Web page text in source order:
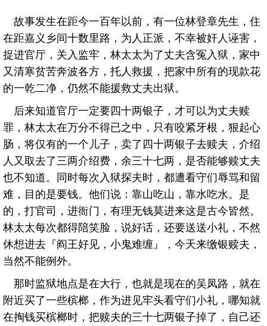
易德轩首席风水大师铁笔居士简介！！
2021-9-2
故事发生在距今一百年以前，有一位林登章先生，住
在距嘉义乡间十数里路，为人正派，不幸被奸人诬害，
捉进官厅，关入监牢，林太太为了丈夫含冤入狱，家中
又清寒贫苦奔波各方，托人救援，把家中所有的现款花
的一乾二净，仍然不能援救丈夫出狱。
后来知道官厅一定要四十两银子，才可以为丈夫赎
罪，林太太在万分不得已之中，只有咬紧牙根，狠起心
肠，将仅有的一个儿子，卖了四十两银子去赎夫，介绍
人又取去了三两介绍费，余三十七两，是否能够赎丈夫
也不知道。同时每次入狱探夫时，都遭看守们辱骂和留
难，目的是要钱。他们说：靠山吃山，靠水吃水。是
的，打官司，进衙门，有理无钱莫进来这是古今皆然。
林太太每次都得陪笑脸，说好话，还要送送小礼，不然
休想进去『阎王好见，小鬼难缠』，今天来缴银赎夫，
当然不能例外。
那时监狱地点是在大行，也就是现在的吴凤路，就在
附近买了一些槟榔，作为进见牢头看守们小礼，哪知就
在掏钱买槟榔时，把赎夫的三十七两银子掉了，自己还